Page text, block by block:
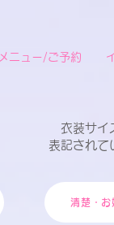
メニュー/ご予約
衣装サイ
表記されて
清楚・お